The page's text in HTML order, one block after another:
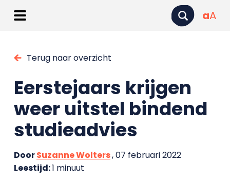
aA
Terug naar overzicht
Eerstejaars krijgen
weer uitstel bindend
studieadvies
DoorSuzanne Wolters, 07 februari 2022
Leestijd:1 minuut